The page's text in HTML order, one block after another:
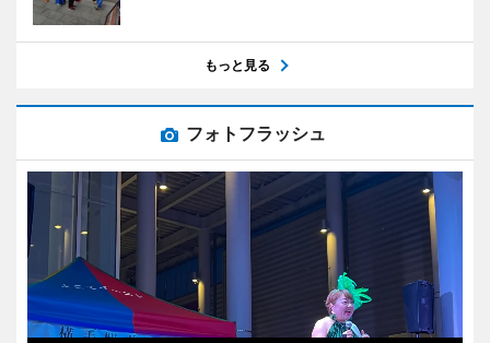
もっと見る
フォトフラッシュ